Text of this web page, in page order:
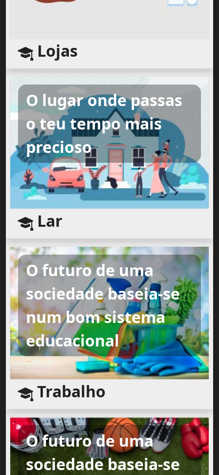
Lojas
O lugar onde passas
o teu tempo mais
precioso
Lar
O futuro de uma
sociedade baseia-se
num bom sistema
educacional
Trabalho
O futuro de uma
sociedade baseia-se